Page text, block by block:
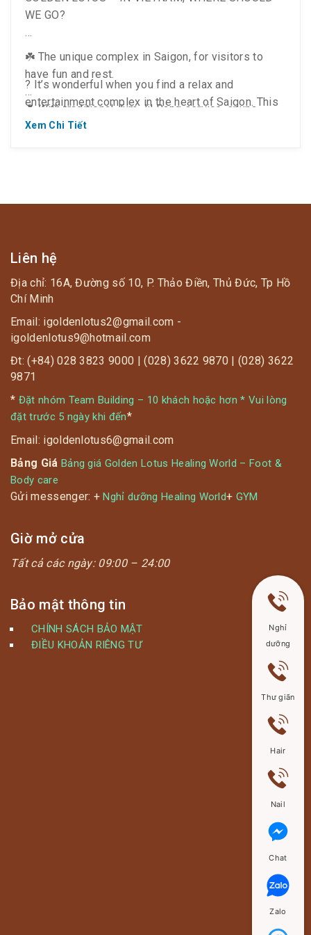
WE GO?
? It’s wonderful when you find a relax and
entertainment complex in the heart of Saigon. This
is a special place that is extremely popular with
☘️ The unique complex in Saigon, for visitors to
have fun and rest.
☘️ With traditional Jjim Jil Bang service, sauna,
massage, restaurant, skin care, nail and gym.
Xem Chi Tiết
Liên hệ
Địa chỉ: 16A, Đường số 10, P. Thảo Điền, Thủ Đức, Tp Hồ
Chí Minh
Email: igoldenlotus2@gmail.com -
igoldenlotus9@hotmail.com
Đt: (+84) 028 3823 9000 | (028) 3622 9870 | (028) 3622
9871
* Đặt nhóm Team Building – 10 khách hoặc hơn * Vui lòng
đặt trước 5 ngày khi đến*
Email: igoldenlotus6@gmail.com
Bảng Giá Bảng giá Golden Lotus Healing World – Foot &
Body care
Gửi messenger: +Nghỉ dưỡng Healing World+ GYM
Giờ mở cửa
Tất cả các ngày: 09:00 – 24:00
Bảo mật thông tin
CHÍNH SÁCH BẢO MẬT
ĐIỀU KHOẢN RIÊNG TƯ
Nghỉ
dưỡng
Thư giãn
Hair
Nail
Chat
Zalo